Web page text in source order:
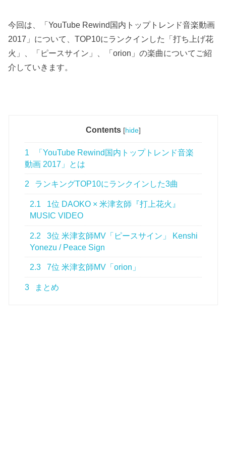
今回は、「YouTube Rewind国内トップトレンド音楽動画
2017」について、TOP10にランクインした「打ち上げ花
火」、「ピースサイン」、「orion」の楽曲についてご紹
介していきます。
Contents [hide]
1
「YouTube Rewind国内トップトレンド音楽
動画 2017」とは
2 ランキングTOP10にランクインした3曲
2.1
1位 DAOKO × 米津玄師『打上花火』
MUSIC VIDEO
2.2
3位 米津玄師MV「ピースサイン」 Kenshi
Yonezu / Peace Sign
2.3 7位 米津玄師MV「orion」
3 まとめ